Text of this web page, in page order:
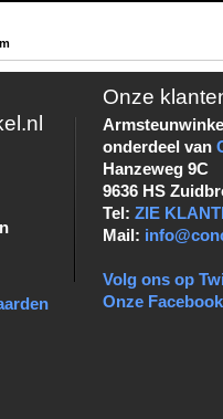
Onze
onderdeel van
Hanzeweg 9C
9636 HS
Tel: ZIE
Mail:
Volg ons op
Onze